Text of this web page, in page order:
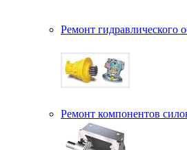
Ремонт гидравлического
Ремонт компонентов